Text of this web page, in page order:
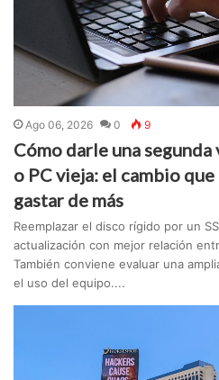
Ago 06, 2026 0 9
Cómo darle una
o PC vieja: el cambio que
gastar de más
Reemplazar el disco rígido por un
actualización con mejor relación
También conviene evaluar una
el uso del equipo....